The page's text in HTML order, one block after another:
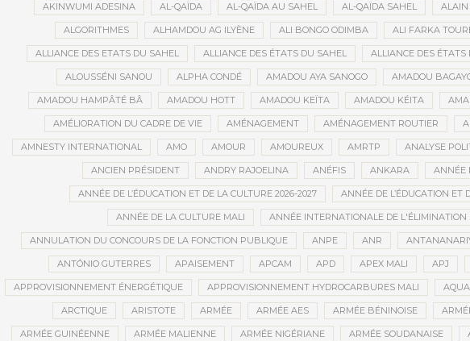
AKINWUMI ADESINA AL-QAÏDA AL-QAÏDA AU SAHEL AL-QAÏDA SAHEL
ALGORITHMES ALHAMDOU AG ILYÈNE ALI BONGO ODIMBA ALI FARKA
ALLIANCE DES ETATS DU SAHEL ALLIANCE DES ÉTATS DU SAHEL ALLIANCE DES ÉTATS
ALOUSSÉNI SANOU ALPHA CONDÉ AMADOU AYA SANOGO AMADOU
AMADOU HAMPÂTÉ BÂ AMADOU HOTT AMADOU KEÏTA AMADOU KÉITA
AMÉLIORATION DU CADRE DE VIE AMÉNAGEMENT AMÉNAGEMENT ROUTIER
AMNESTY INTERNATIONAL AMO AMOUR AMOUREUX AMRTP ANALYSE
ANCIEN PRÉSIDENT ANDRY RAJOELINA ANÉFIS ANKARA ANNÉE
ANNÉE DE L’ÉDUCATION ET DE LA CULTURE 2026-2027 ANNÉE DE L’ÉDUCATION ET
ANNÉE DE LA CULTURE MALI ANNÉE INTERNATIONALE DE
ANNULATION DU CONCOURS DE LA FONCTION PUBLIQUE ANPE ANR
ANTÓNIO GUTERRES APAISEMENT APCAM APD APEX MALI APJ
APPROVISIONNEMENT ÉNERGÉTIQUE APPROVISIONNEMENT HYDROCARBURES MALI
ARCTIQUE ARISTOTE ARMÉE ARMÉE AES ARMÉE BÉNINOISE
ARMÉE GUINÉENNE ARMÉE MALIENNE ARMÉE NIGÉRIANE ARMÉE SOUDANAISE